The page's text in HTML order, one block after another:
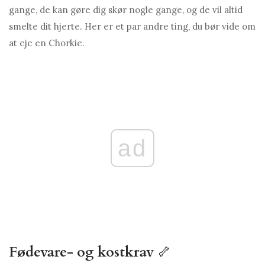
gange, de kan gøre dig skør nogle gange, og de vil altid
smelte dit hjerte. Her er et par andre ting, du bør vide om
at eje en Chorkie.
ad
Fødevare- og kostkrav 🦴